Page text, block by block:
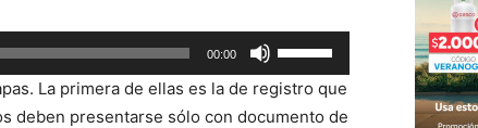
para
aumentar
o
disminuir
00:00
las
teclas
La primera de ellas es la de registro que
deben presentarse sólo con documento de